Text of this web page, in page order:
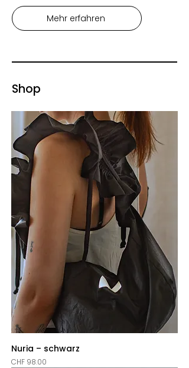
Mehr erfahren
Shop
Nuria – schwarz
Price
CHF 98.00